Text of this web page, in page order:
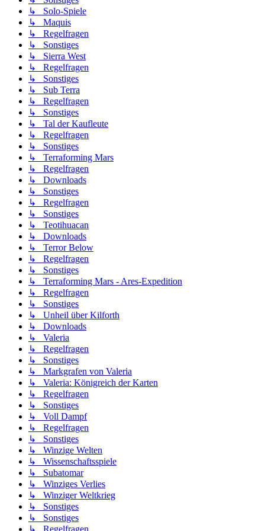
↳ Solo-Spiele
↳ Maquis
↳ Regelfragen
↳ Sonstiges
↳ Sierra West
↳ Regelfragen
↳ Sonstiges
↳ Sub Terra
↳ Regelfragen
↳ Sonstiges
↳ Tal der Kaufleute
↳ Regelfragen
↳ Sonstiges
↳ Terraforming Mars
↳ Regelfragen
↳ Downloads
↳ Sonstiges
↳ Regelfragen
↳ Sonstiges
↳ Teotihuacan
↳ Downloads
↳ Terror Below
↳ Regelfragen
↳ Sonstiges
↳ Terraforming Mars - Ares-Expedition
↳ Regelfragen
↳ Sonstiges
↳ Unheil über Kilforth
↳ Downloads
↳ Valeria
↳ Regelfragen
↳ Sonstiges
↳ Markgrafen von Valeria
↳ Valeria: Königreich der Karten
↳ Regelfragen
↳ Sonstiges
↳ Voll Dampf
↳ Regelfragen
↳ Sonstiges
↳ Winzige Welten
↳ Wissenschaftsspiele
↳ Subatomar
↳ Winziges Verlies
↳ Winziger Weltkrieg
↳ Sonstiges
↳ Sonstiges